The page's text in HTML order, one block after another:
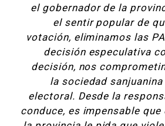
el gobernador de la
el sentir popular de
votación, eliminamos las
decisión especulativa
decisión, nos
la sociedad
electoral. Desde la
conduce, es impensable